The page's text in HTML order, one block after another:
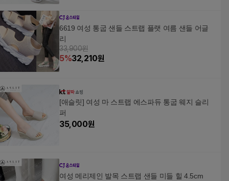
6619 여성 통굽 샌들 스트랩 플랫 여름 샌들 어글
리
33,900원
5%32,210원
[애슬릿] 여성 마 스트랩 에스파듀 통굽 웨지 슬리
퍼
35,000원
여성 메리제인 발목 스트랩 샌들 미들 힐 4.5cm